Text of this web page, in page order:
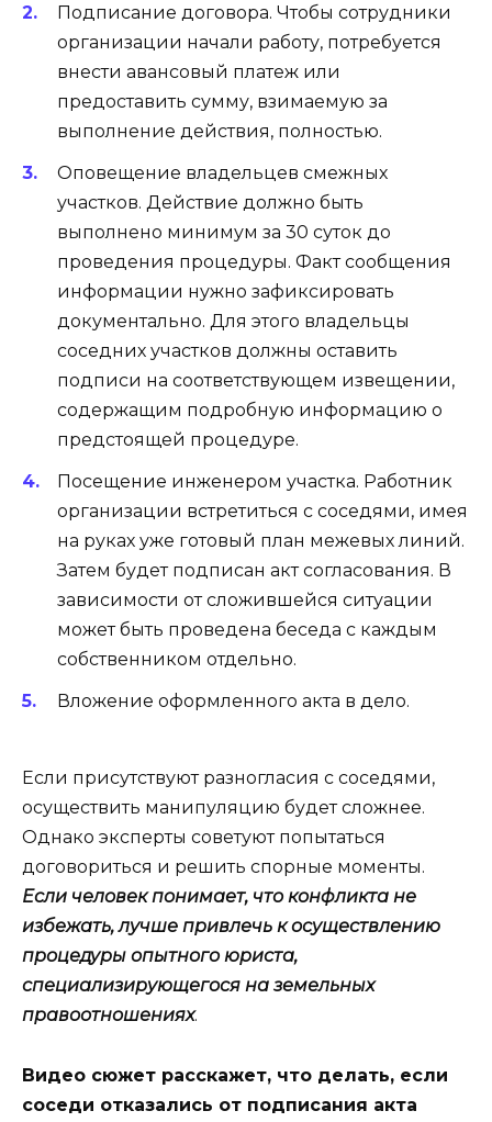
Подписание договора. Чтобы сотрудники
организации начали работу, потребуется
внести авансовый платеж или
предоставить сумму, взимаемую за
выполнение действия, полностью.
Оповещение владельцев смежных
участков. Действие должно быть
выполнено минимум за 30 суток до
проведения процедуры. Факт сообщения
информации нужно зафиксировать
документально. Для этого владельцы
соседних участков должны оставить
подписи на соответствующем извещении,
содержащим подробную информацию о
предстоящей процедуре.
Посещение инженером участка. Работник
организации встретиться с соседями, имея
на руках уже готовый план межевых линий.
Затем будет подписан акт согласования. В
зависимости от сложившейся ситуации
может быть проведена беседа с каждым
собственником отдельно.
Вложение оформленного акта в дело.
Если присутствуют разногласия с соседями,
осуществить манипуляцию будет сложнее.
Однако эксперты советуют попытаться
договориться и решить спорные моменты.
Если человек понимает, что конфликта не
избежать, лучше привлечь к осуществлению
процедуры опытного юриста,
специализирующегося на земельных
правоотношениях.
Видео сюжет расскажет, что делать, если
соседи отказались от подписания акта